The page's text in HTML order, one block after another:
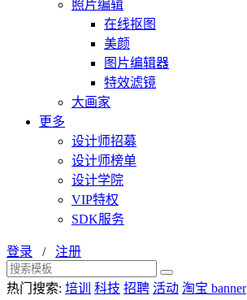
照片编辑
在线抠图
美颜
图片编辑器
特效滤镜
大画家
更多
设计师招募
设计师榜单
设计学院
VIP特权
SDK服务
登录 / 注册
热门搜索: 培训 科技 招聘 活动 淘宝 banner